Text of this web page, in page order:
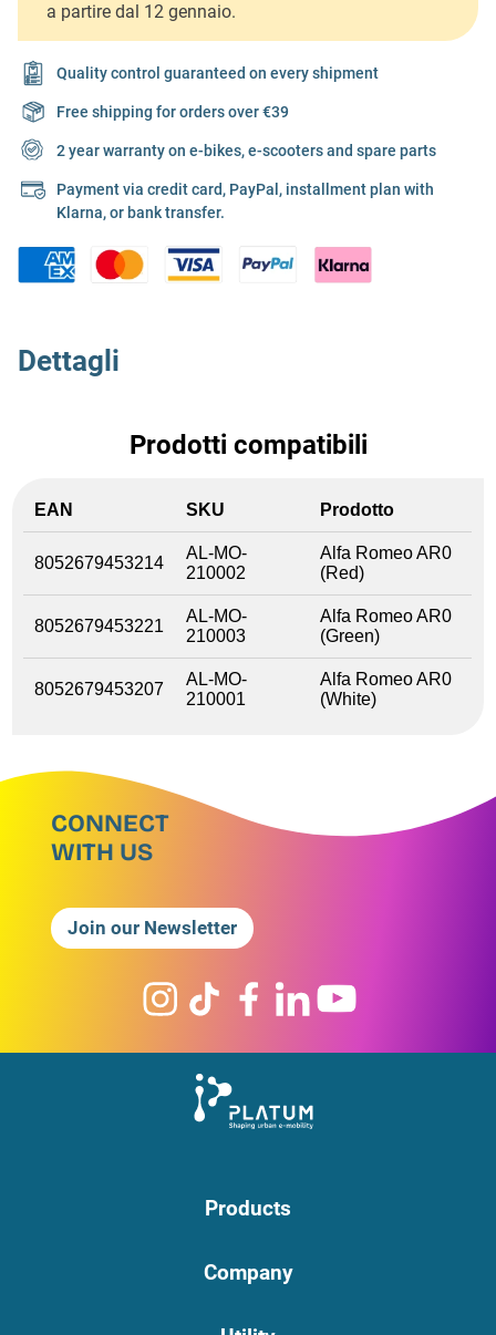
a partire dal 12 gennaio.
Quality control guaranteed on every shipment
Free shipping for orders over €39
2 year warranty on e-bikes, e-scooters and spare parts
Payment via credit card, PayPal, installment plan with
Klarna, or bank transfer.
Dettagli
Prodotti compatibili
EAN SKU Prodotto
8052679453214
AL-MO-
210002
Alfa Romeo AR0
(Red)
8052679453221
AL-MO-
210003
Alfa Romeo AR0
(Green)
8052679453207
AL-MO-
210001
Alfa Romeo AR0
(White)
CONNECT
WITH US
Join our Newsletter
Products
Company